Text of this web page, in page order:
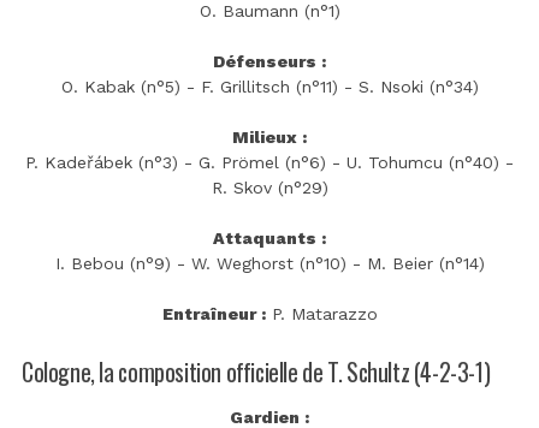
O. Baumann (n°1)
Défenseurs :
O. Kabak (n°5) - F. Grillitsch (n°11) - S. Nsoki (n°34)
Milieux :
P. Kadeřábek (n°3) - G. Prömel (n°6) - U. Tohumcu (n°40) -
R. Skov (n°29)
Attaquants :
I. Bebou (n°9) - W. Weghorst (n°10) - M. Beier (n°14)
Entraîneur :P. Matarazzo
Cologne, la composition officielle de T. Schultz (4-2-3-1)
Gardien :